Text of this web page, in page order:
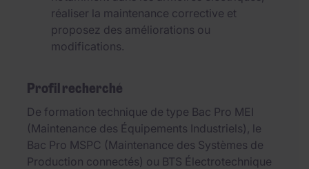
réaliser la maintenance corrective et
proposez des améliorations ou
modifications.
Profil recherché
De formation technique de type Bac Pro MEI
(Maintenance des Équipements Industriels), le
Bac Pro MSPC (Maintenance des Systèmes de
Production connectés) ou BTS Électrotechnique